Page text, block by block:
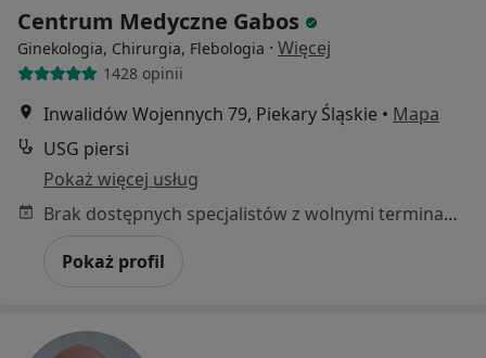
Centrum Medyczne Gabos
Ginekologia, Chirurgia, Flebologia · Więcej
1428 opinii
Inwalidów Wojennych 79, Piekary Śląskie • Mapa
USG piersi
Pokaż więcej usług
Brak dostępnych specjalistów z wolnymi terminami w tym centrum medycznym.
Pokaż profil